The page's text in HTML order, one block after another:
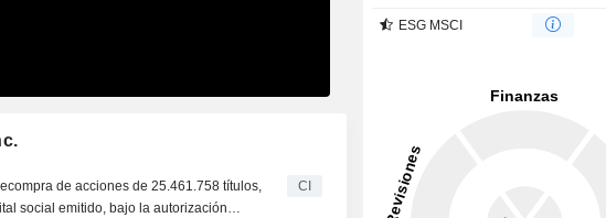
de acciones de 25.461.758 títulos,
social emitido, bajo la autorización
CI
ESG MSCI